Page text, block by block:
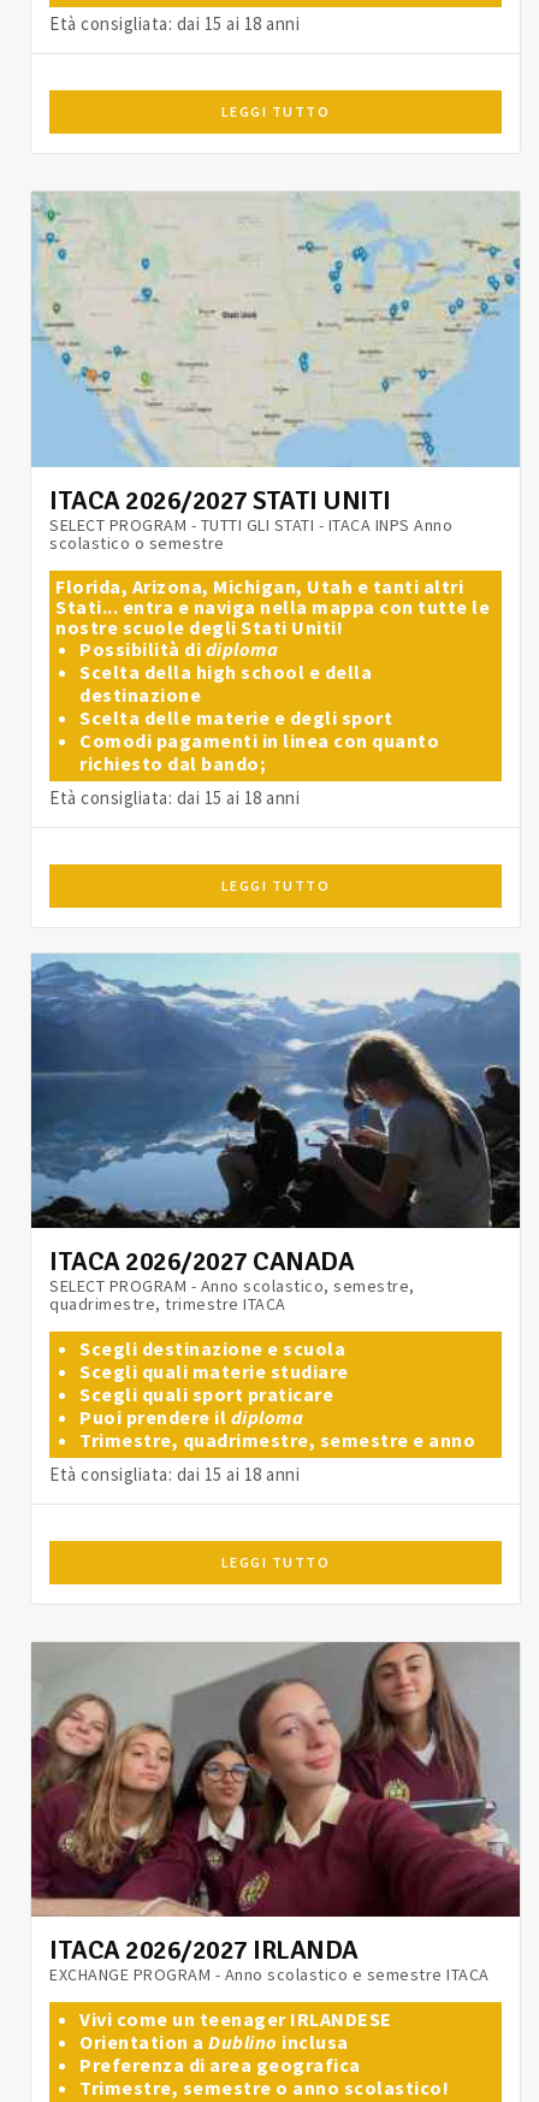
Età consigliata: dai 15 ai 18 anni
LEGGI TUTTO
ITACA 2026/2027 STATI UNITI
SELECT PROGRAM - TUTTI GLI STATI - ITACA INPS Anno
scolastico o semestre
Florida, Arizona, Michigan, Utah e tanti altri
Stati... entra e naviga nella mappa con tutte le
nostre scuole degli Stati Uniti!
Possibilità di diploma
Scelta della high school e della
destinazione
Scelta delle materie e degli sport
Comodi pagamenti in linea con quanto
richiesto dal bando;
Età consigliata: dai 15 ai 18 anni
LEGGI TUTTO
ITACA 2026/2027 CANADA
SELECT PROGRAM - Anno scolastico, semestre,
quadrimestre, trimestre ITACA
Scegli destinazione e scuola
Scegli quali materie studiare
Scegli quali sport praticare
Puoi prendere il diploma
Trimestre, quadrimestre, semestre e anno
Età consigliata: dai 15 ai 18 anni
LEGGI TUTTO
ITACA 2026/2027 IRLANDA
EXCHANGE PROGRAM - Anno scolastico e semestre ITACA
Vivi come un teenager IRLANDESE
Orientation a Dublino inclusa
Preferenza di area geografica
Trimestre, semestre o anno scolastico!